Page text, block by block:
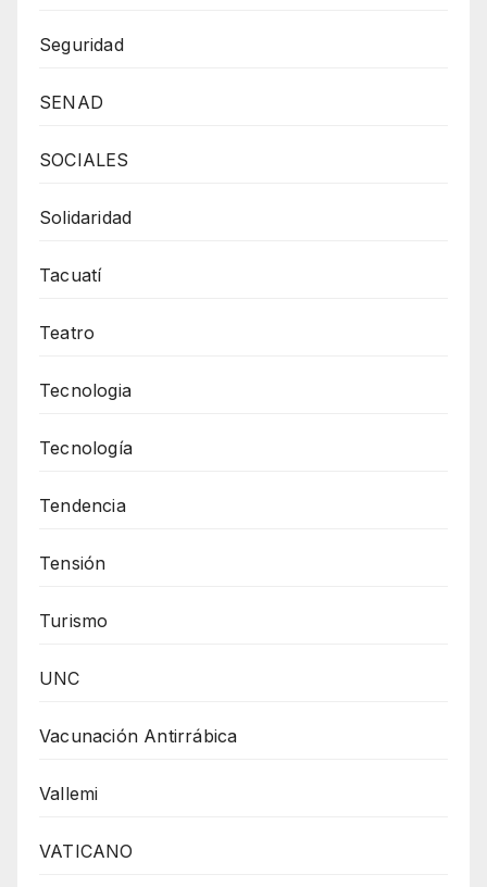
Seguridad
SENAD
SOCIALES
Solidaridad
Tacuatí
Teatro
Tecnologia
Tecnología
Tendencia
Tensión
Turismo
UNC
Vacunación Antirrábica
Vallemi
VATICANO